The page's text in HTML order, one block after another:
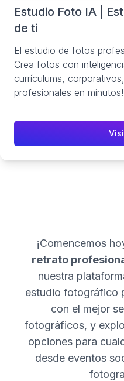
Estudio Foto IA |
de ti
El estudio de fotos
Crea fotos con
currículums,
profesionales en minutos!
¡Comencemos
retrato
nuestra
estudio fotográfico
con el mejor
fotográficos, y
opciones para
desde eventos